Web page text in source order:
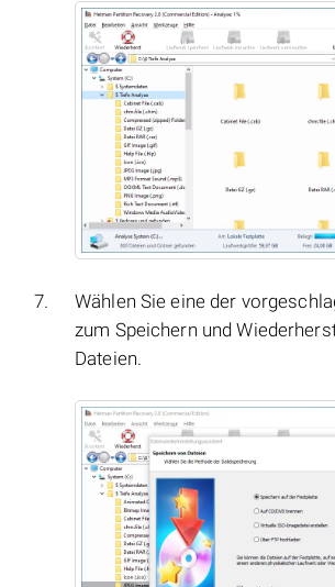
Wählen Sie eine der
zum Speichern und
Dateien.